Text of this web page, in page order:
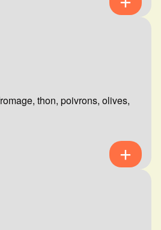
thon, poivrons, olives,